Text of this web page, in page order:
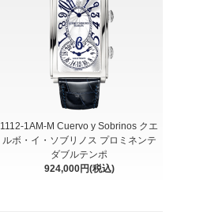
1112-1AM-M Cuervo y Sobrinos クエ
ルボ・イ・ソブリノス プロミネンテ
ダブルテンポ
924,000円(税込)